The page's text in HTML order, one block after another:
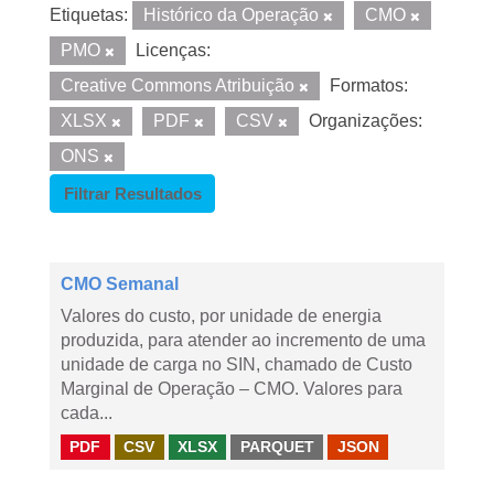
Etiquetas: Histórico da Operação
CMO
PMO
Licenças:
Creative Commons Atribuição
Formatos:
XLSX
PDF CSV
Organizações:
ONS
Filtrar Resultados
CMO Semanal
Valores do custo, por unidade de energia
produzida, para atender ao incremento de uma
unidade de carga no SIN, chamado de Custo
Marginal de Operação – CMO. Valores para
cada...
PDF CSV XLSX PARQUET JSON